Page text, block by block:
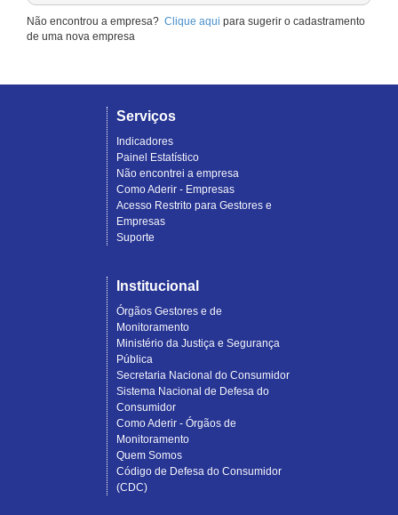
Não encontrou a empresa? Clique aqui para sugerir o cadastramento
de uma nova empresa
Serviços
Indicadores
Painel Estatístico
Não encontrei a empresa
Como Aderir - Empresas
Acesso Restrito para Gestores e
Empresas
Suporte
Institucional
Órgãos Gestores e de
Monitoramento
Ministério da Justiça e Segurança
Pública
Secretaria Nacional do Consumidor
Sistema Nacional de Defesa do
Consumidor
Como Aderir - Órgãos de
Monitoramento
Quem Somos
Código de Defesa do Consumidor
(CDC)